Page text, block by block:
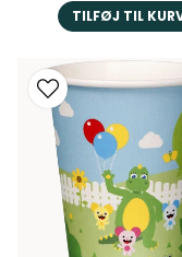
TILFØJ TIL